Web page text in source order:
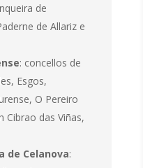
de
de Allariz e
: concellos de
Esgos,
O Pereiro
Cibrao das Viñas,
de Celanova: